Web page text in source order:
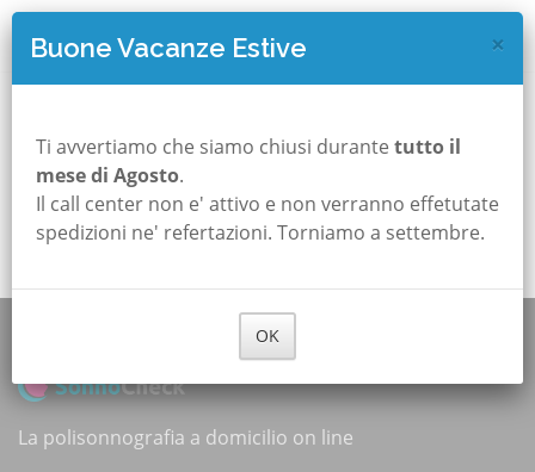
Torna alla Home Page
La polisonnografia a domicilio on line
×
Buone Vacanze Estive
Ti avvertiamo che siamo chiusi durante tutto il
mese di Agosto.
Il call center non e' attivo e non verranno effetutate
spedizioni ne' refertazioni. Torniamo a settembre.
OK